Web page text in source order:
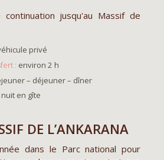
jusqu'au Massif de
privé
environ 2 h
– déjeuner – dîner
nuit en gîte
DE L’ANKARANA
dans le Parc national pour